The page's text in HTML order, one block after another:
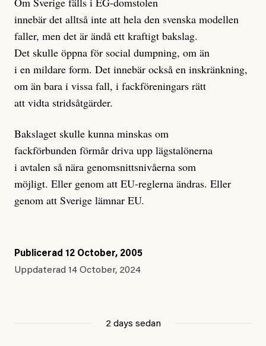
innebär det alltså inte att hela den svenska modellen
faller, men det är ändå ett kraftigt bakslag.
Det skulle öppna för social dumpning, om än
i en mildare form. Det innebär också en inskränkning,
om än bara i vissa fall, i fackföreningars rätt
att vidta stridsåtgärder.
Bakslaget skulle kunna minskas om
fackförbunden förmår driva upp lägstalönerna
i avtalen så nära genomsnittsnivåerna som
möjligt. Eller genom att EU-reglerna ändras. Eller
genom att Sverige lämnar EU.
Publicerad 12 October, 2005
Uppdaterad 14 October, 2024
2 days sedan